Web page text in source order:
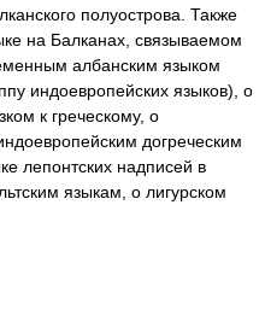
полуострова. Также
на Балканах, связываемом
албанским языком
индоевропейских языков), о
к греческому, о
догреческим
лепонтских надписей в
языкам, о лигурском